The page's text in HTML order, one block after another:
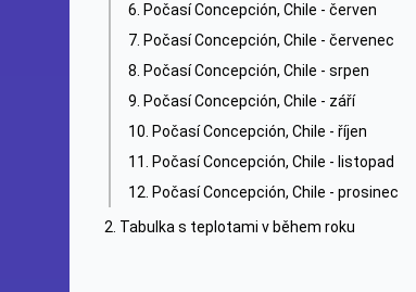
Počasí Concepción, Chile - červen
Počasí Concepción, Chile - červenec
Počasí Concepción, Chile - srpen
Počasí Concepción, Chile - září
Počasí Concepción, Chile - říjen
Počasí Concepción, Chile - listopad
Počasí Concepción, Chile - prosinec
Tabulka s teplotami v během roku